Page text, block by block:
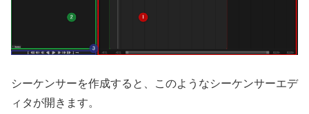
シーケンサーを作成すると、このようなシーケンサーエデ
ィタが開きます。